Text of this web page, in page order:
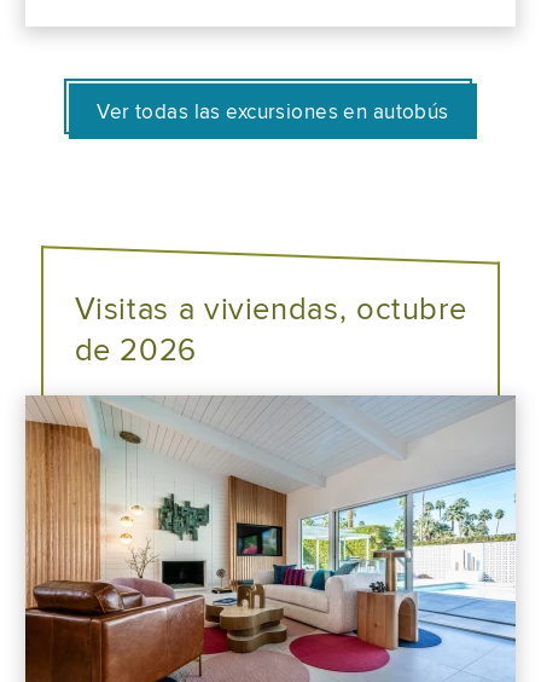
Ver todas las excursiones en autobús
Visitas a viviendas, octubre
de 2026